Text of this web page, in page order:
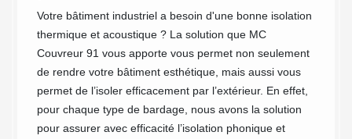
Votre bâtiment industriel a besoin d'une bonne isolation
thermique et acoustique ? La solution que MC
Couvreur 91 vous apporte vous permet non seulement
de rendre votre bâtiment esthétique, mais aussi vous
permet de l’isoler efficacement par l’extérieur. En effet,
pour chaque type de bardage, nous avons la solution
pour assurer avec efficacité l’isolation phonique et